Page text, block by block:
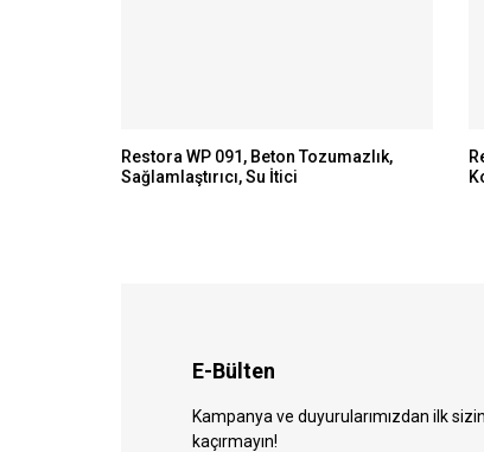
Restora WP 091, Beton Tozumazlık,
Sağlamlaştırıcı, Su İtici
E-Bülten
Kampanya ve duyurularımızdan ilk
kaçırmayın!